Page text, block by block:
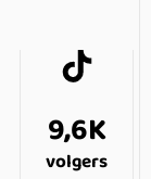
9,6K
volgers